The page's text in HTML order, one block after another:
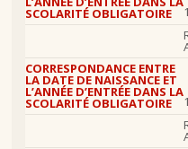
SCOLARITÉ OBLIGATOIRE 1
CORRESPONDANCE ENTRE
LA DATE DE NAISSANCE ET
L’ANNÉE D’ENTRÉE DANS LA
SCOLARITÉ OBLIGATOIRE 1